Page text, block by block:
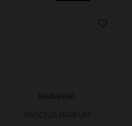
RABANNE
INVICTUS PARFUM